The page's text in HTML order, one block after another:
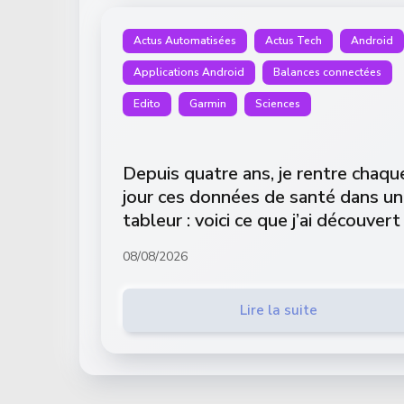
Actus Automatisées Actus Tech Android
Applications Android Balances connectées
Edito Garmin Sciences
Depuis quatre ans, je rentre
jour ces données de santé dans un
tableur : voici ce que j’ai découvert
08/08/2026
Lire la suite